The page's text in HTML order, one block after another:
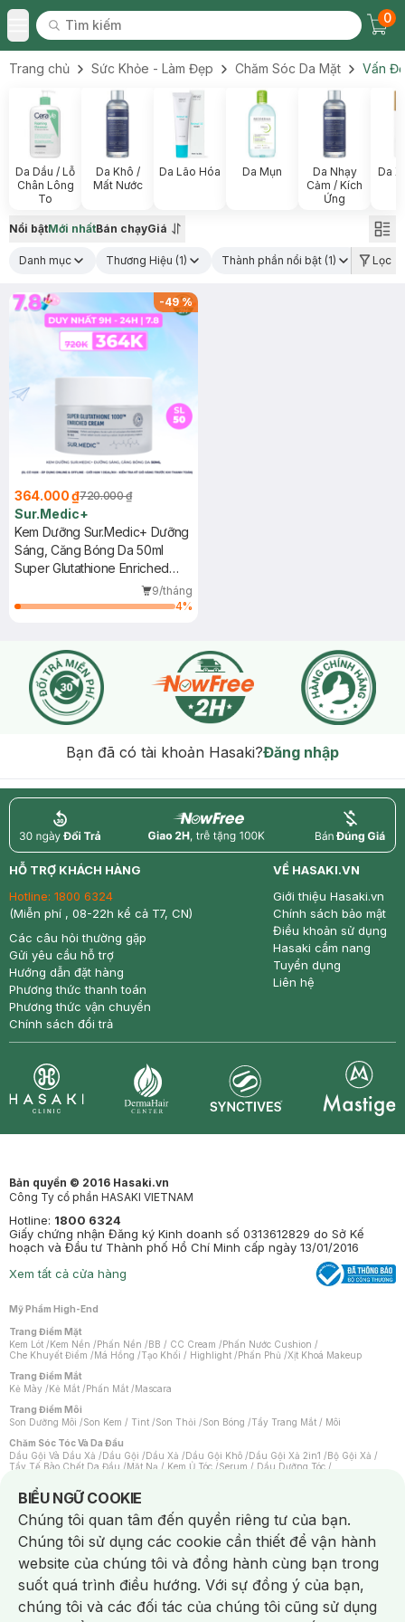
Toggle Menu
Tìm kiếm
Tìm kiếm
0
Trang chủ Sức Khỏe - Làm Đẹp Chăm Sóc Da Mặt Vấn
Da Dầu / Lỗ
Chân Lông
To
Da Khô /
Mất Nước
Da Lão Hóa Da Mụn
Da Nhạy
Cảm / Kích
Ứng
Da
Nổi bậtMới nhấtBán chạyGiá
Danh mục Thương Hiệu (1) Thành phần nổi bật (1) Loại
Lọc
-49%
364.000 ₫720.000 ₫
Sur.Medic+
Kem Dưỡng Sur.Medic+ Dưỡng
Sáng, Căng Bóng Da 50ml
Super Glutathione Enriched
9/tháng
4%
Bạn đã có tài khoản Hasaki?Đăng nhập
return nowfree price
HỖ TRỢ KHÁCH HÀNG
Hotline: 1800 6324
(Miễn phí , 08-22h kể cả T7, CN)
Các câu hỏi thường gặp
Gửi yêu cầu hỗ trợ
Hướng dẫn đặt hàng
Phương thức thanh toán
Phương thức vận chuyển
Chính sách đổi trả
VỀ HASAKI.VN
Giới thiệu Hasaki.vn
Chính sách bảo mật
Điều khoản sử dụng
Hasaki cẩm nang
Tuyển dụng
Liên hệ
Bản quyền © 2016 Hasaki.vn
Công Ty cổ phần HASAKI VIETNAM
Hotline: 1800 6324
Giấy chứng nhận Đăng ký Kinh doanh số 0313612829 do Sở Kế
hoạch và Đầu tư Thành phố Hồ Chí Minh cấp ngày 13/01/2016
Xem tất cả cửa hàng
Mỹ Phẩm High-End
Trang Điểm Mặt
Kem Lót /Kem Nền /Phấn Nền /BB / CC Cream /Phấn Nước Cushion /
Che Khuyết Điểm /Má Hồng /Tạo Khối / Highlight /Phấn Phủ /Xịt Khoá Makeup
Trang Điểm Mắt
Kẻ Mày /Kẻ Mắt /Phấn Mắt /Mascara
Trang Điểm Môi
Son Dưỡng Môi /Son Kem / Tint /Son Thỏi /Son Bóng /Tẩy Trang Mắt / Môi
Chăm Sóc Tóc Và Da Đầu
Dầu Gội Và Dầu Xả /Dầu Gội /Dầu Xả /Dầu Gội Khô /Dầu Gội Xả 2in1 /Bộ Gội Xả /
Tẩy Tế Bào Chết Da Đầu /Mặt Nạ / Kem Ủ Tóc /Serum / Dầu Dưỡng Tóc /
Máy Sấy Tóc
Lược
Kem Tẩy Lông/Dụng Cụ Tẩy Lông
Nước Hoa
Nước Hoa Nam Nước Hoa Cao Cấp Xịt Thơm Toàn Thân
Nước Hoa Vùng Kín
Chăm Sóc Cá Nhân
Chống Muỗi
Khẩu Trang Máy Massage Mặt Nạ Xông Hơi/Nước Rửa Tay
Sản Phẩm Chăm Sóc Khác/ Bàn Chải Đánh Răng /Bàn Chải Điện/
BIỂU NGỮ COOKIE
Notice about cookies usage
Chúng tôi quan tâm đến quyền riêng tư của bạn.
Chúng tôi sử dụng các cookie cần thiết để vận hành
website của chúng tôi và đồng hành cùng bạn trong
suốt quá trình điều hướng. Với sự đồng ý của bạn,
chúng tôi và các đối tác của chúng tôi cũng sử dụng